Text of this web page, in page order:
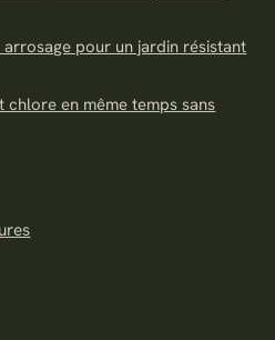
pour un jardin résistant
chlore en même temps sans